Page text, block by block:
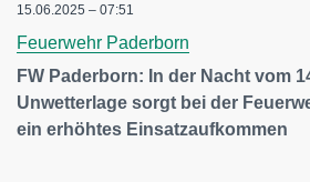
15.06.2025 – 07:51
Feuerwehr Paderborn
FW Paderborn: In der Nacht vom
Unwetterlage sorgt bei der
ein erhöhtes Einsatzaufkommen